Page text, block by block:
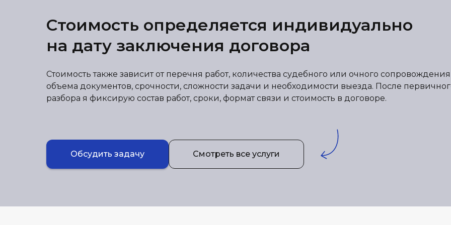
Стоимость определяется индивидуально
на дату заключения договора
Стоимость также зависит от перечня работ, количества судебного или очного
объема документов, срочности, сложности задачи и необходимости выезда. После
разбора я фиксирую состав работ, сроки, формат связи и стоимость в договоре.
Обсудить задачу Смотреть все услуги